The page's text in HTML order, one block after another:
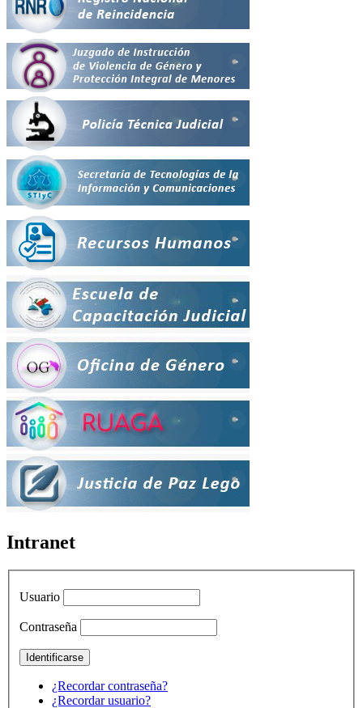
Intranet
Usuario
Contraseña
¿Recordar contraseña?
¿Recordar usuario?